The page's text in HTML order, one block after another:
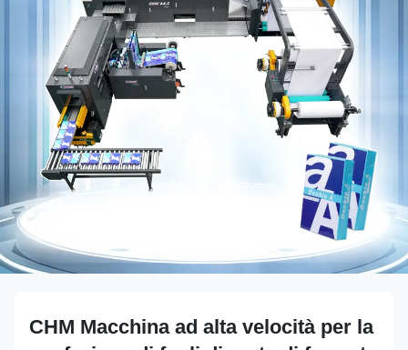
CHM Macchina ad alta velocità per la